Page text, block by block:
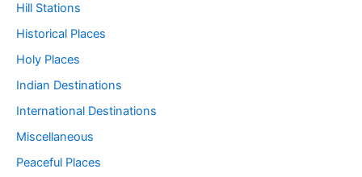
Hill Stations
Historical Places
Holy Places
Indian Destinations
International Destinations
Miscellaneous
Peaceful Places